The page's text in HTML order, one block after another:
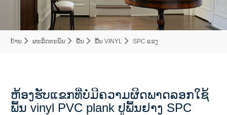
ບ້ານ ຜະລິດຕະພັນ ພື້ນ ພື້ນ VINYL SPC ແຂງ
ຫ້ອງຮັບແຂກທີ່ບໍ່ມີຄວາມຜິດພາດລອກໃຊ້
ພື້ນ vinyl PVC plank ປູພື້ນຢາງ SPC